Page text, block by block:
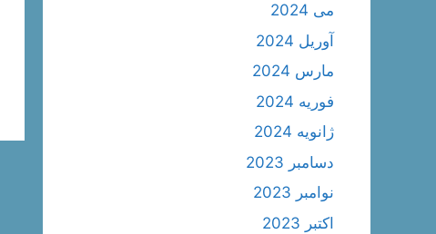
می 2024
آوریل 2024
مارس 2024
فوریه 2024
ژانویه 2024
دسامبر 2023
نوامبر 2023
اکتبر 2023